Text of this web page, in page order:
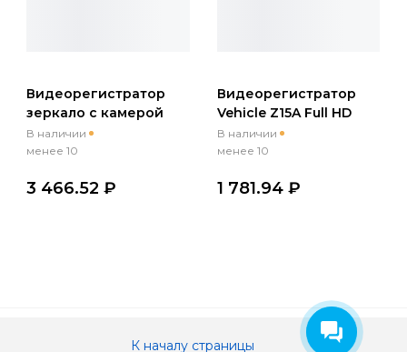
Видеорегистратор
зеркало с камерой
заднего вида, ночным
видением Hoco DI36
В наличии
менее 10
3 466.52 ₽
Видеорегистратор
Vehicle Z15A Full HD
5МП
В наличии
менее 10
1 781.94 ₽
К началу страницы